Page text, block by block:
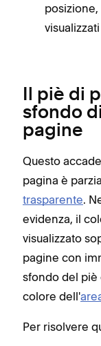
Il piè di
sfondo
pagine
Questo
pagina è
trasparente.
evidenza, il
visualizzato
pagine con
sfondo del piè
colore dell'
Per risolvere